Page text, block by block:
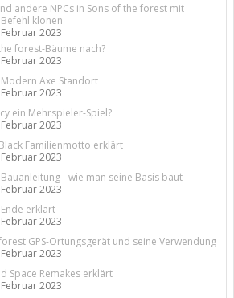
andere NPCs in Sons of the forest mit
klonen
2023
forest-Bäume nach?
2023
Axe Standort
2023
ein Mehrspieler-Spiel?
2023
Familienmotto erklärt
2023
- wie man seine Basis baut
2023
erklärt
2023
GPS-Ortungsgerät und seine Verwendung
2023
Space Remakes erklärt
2023